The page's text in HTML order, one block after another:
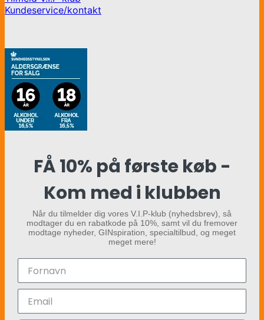
Kundeservice/kontakt
FÅ 10% på første køb -
Kom med i klubben
Når du tilmelder dig vores V.I.P-klub (nyhedsbrev), så
modtager du en rabatkode på 10%, samt vil du fremover
modtage nyheder, GINspiration, specialtilbud, og meget
meget mere!